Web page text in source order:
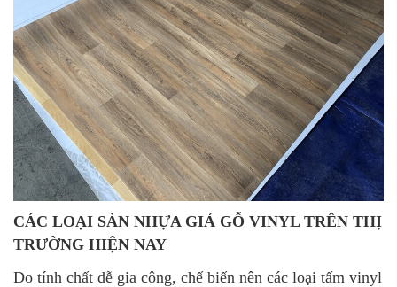
CÁC LOẠI SÀN NHỰA GIẢ GỖ VINYL TRÊN THỊ
TRƯỜNG HIỆN NAY
Do tính chất dễ gia công, chế biến nên các loại tấm vinyl